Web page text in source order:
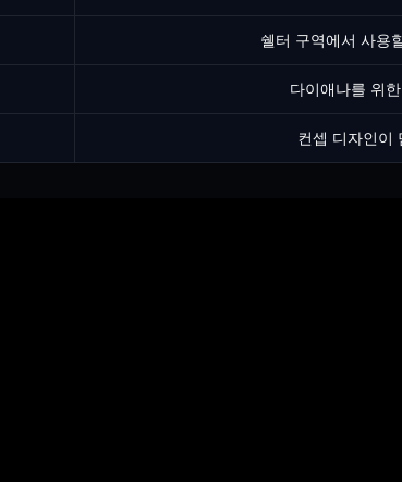
쉘터 구역에서 사용
다이애나를 위
컨셉 디자인이